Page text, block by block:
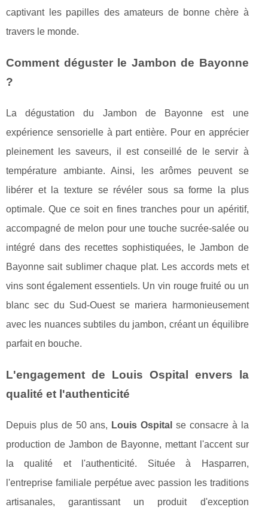
captivant les papilles des amateurs de bonne chère à
travers le monde.
Comment déguster le Jambon de Bayonne
?
La dégustation du Jambon de Bayonne est une
expérience sensorielle à part entière. Pour en apprécier
pleinement les saveurs, il est conseillé de le servir à
température ambiante. Ainsi, les arômes peuvent se
libérer et la texture se révéler sous sa forme la plus
optimale. Que ce soit en fines tranches pour un apéritif,
accompagné de melon pour une touche sucrée-salée ou
intégré dans des recettes sophistiquées, le Jambon de
Bayonne sait sublimer chaque plat. Les accords mets et
vins sont également essentiels. Un vin rouge fruité ou un
blanc sec du Sud-Ouest se mariera harmonieusement
avec les nuances subtiles du jambon, créant un équilibre
parfait en bouche.
L'engagement de Louis Ospital envers la
qualité et l'authenticité
Depuis plus de 50 ans, Louis Ospital se consacre à la
production de Jambon de Bayonne, mettant l'accent sur
la qualité et l'authenticité. Située à Hasparren,
l'entreprise familiale perpétue avec passion les traditions
artisanales, garantissant un produit d'exception